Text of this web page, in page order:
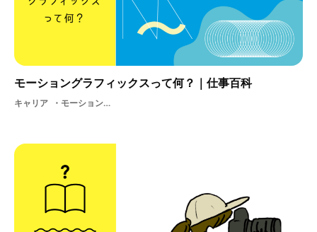
モーショングラフィックスって何？｜仕事百科
キャリア モーショングラフィックスグラフィック3DadobeAfterEffectsPhotoshopアニメーションロゴグラフィックデザインデジタルサイネージモーショングラフィックIllustrator